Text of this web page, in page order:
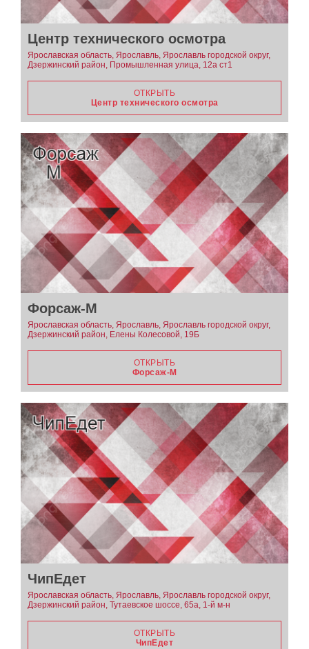
Центр технического осмотра
Ярославская область, Ярославль, Ярославль городской округ,
Дзержинский район, Промышленная улица, 12а ст1
ОТКРЫТЬ
Центр технического осмотра
Форсаж-М
Ярославская область, Ярославль, Ярославль городской округ,
Дзержинский район, Елены Колесовой, 19Б
ОТКРЫТЬ
Форсаж-М
ЧипЕдет
Ярославская область, Ярославль, Ярославль городской округ,
Дзержинский район, Тутаевское шоссе, 65а, 1-й м-н
ОТКРЫТЬ
ЧипЕдет